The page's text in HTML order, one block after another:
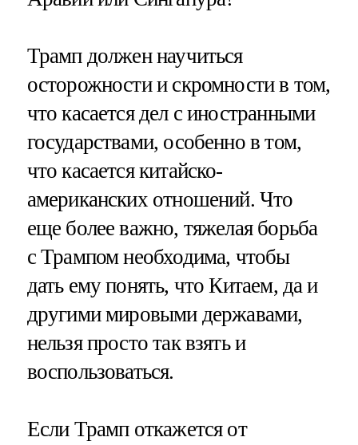
Трамп должен научиться
осторожности и скромности в том,
что касается дел с иностранными
государствами, особенно в том,
что касается китайско-
американских отношений. Что
еще более важно, тяжелая борьба
с Трампом необходима, чтобы
дать ему понять, что Китаем, да и
другими мировыми державами,
нельзя просто так взять и
воспользоваться.
Если Трамп откажется от